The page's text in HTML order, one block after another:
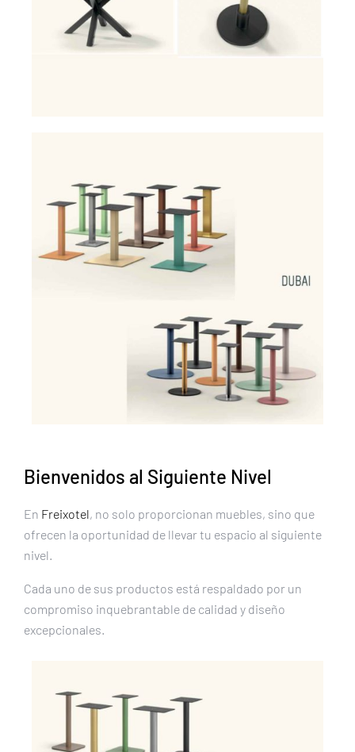
Bienvenidos al Siguiente Nivel
En Freixotel, no solo proporcionan muebles, sino que
ofrecen la oportunidad de llevar tu espacio al siguiente
nivel.
Cada uno de sus productos está respaldado por un
compromiso inquebrantable de calidad y diseño
excepcionales.